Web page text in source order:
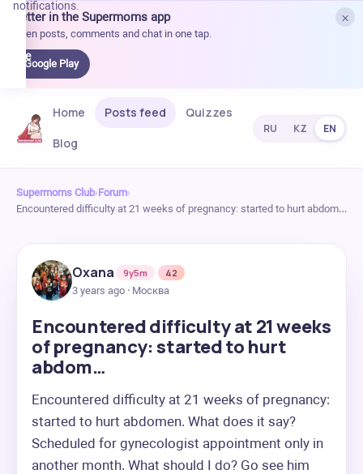
×
Better in the Supermoms app
Open posts, comments and chat in one tap.
Google Play
notifications.
Home Posts feed
Quizzes
Blog
RU KZ EN
Supermoms Club›Forum›
Encountered difficulty at 21 weeks of pregnancy: started to hurt abdom…
Oxana 9y5m
42
3 years ago · Москва
Encountered difficulty at 21 weeks
of pregnancy: started to hurt
abdom…
Encountered difficulty at 21 weeks of pregnancy:
started to hurt abdomen. What does it say?
Scheduled for gynecologist appointment only in
another month. What should I do? Go see him